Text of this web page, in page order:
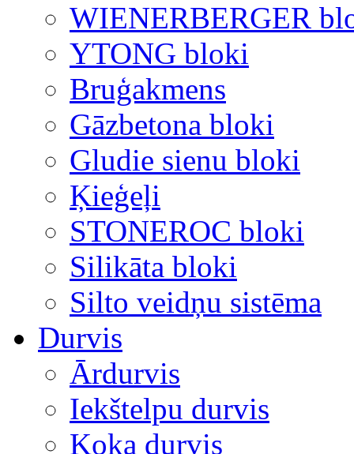
WIENERBERGER
YTONG bloki
Bruģakmens
Gāzbetona bloki
Gludie sienu bloki
Ķieģeļi
STONEROC bloki
Silikāta bloki
Silto veidņu sistēma
Durvis
Ārdurvis
Iekštelpu durvis
Koka durvis